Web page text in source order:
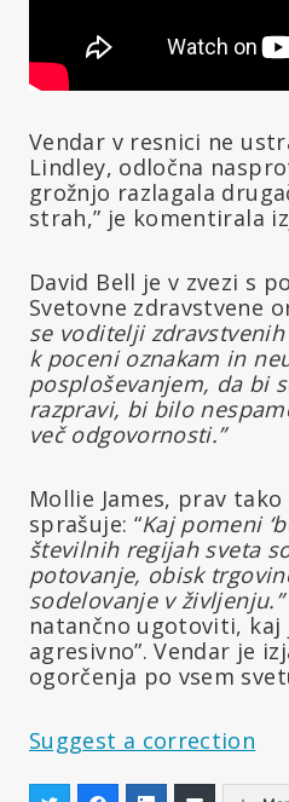
Vendar v resnici ne
Lindley, odločna
grožnjo razlagala
strah,” je komentirala
David Bell je v zvezi s
Svetovne zdravstvene
se voditelji
k poceni oznakam in
posploševanjem, da bi
razpravi, bi bilo
več odgovornosti.”
Mollie James, prav tako
sprašuje: “Kaj pomeni
številnih regijah sveta
potovanje, obisk
sodelovanje v življenju.”
natančno ugotoviti, kaj
agresivno”. Vendar je
ogorčenja po vsem
Suggest a correction